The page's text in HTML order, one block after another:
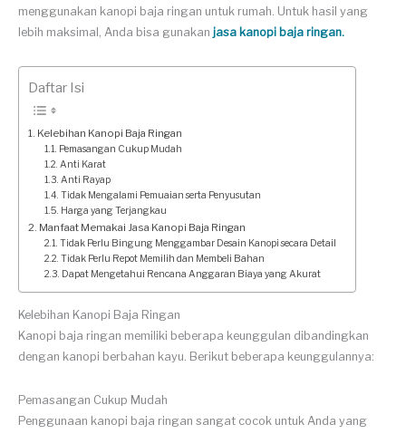
menggunakan kanopi baja ringan untuk rumah. Untuk hasil yang
lebih maksimal, Anda bisa gunakan jasa kanopi baja ringan.
Daftar Isi
Kelebihan Kanopi Baja Ringan
Pemasangan Cukup Mudah
Anti Karat
Anti Rayap
Tidak Mengalami Pemuaian serta Penyusutan
Harga yang Terjangkau
Manfaat Memakai Jasa Kanopi Baja Ringan
Tidak Perlu Bingung Menggambar Desain Kanopi secara Detail
Tidak Perlu Repot Memilih dan Membeli Bahan
Dapat Mengetahui Rencana Anggaran Biaya yang Akurat
Kelebihan Kanopi Baja Ringan
Kanopi baja ringan memiliki beberapa keunggulan dibandingkan
dengan kanopi berbahan kayu. Berikut beberapa keunggulannya:
Pemasangan Cukup Mudah
Penggunaan kanopi baja ringan sangat cocok untuk Anda yang